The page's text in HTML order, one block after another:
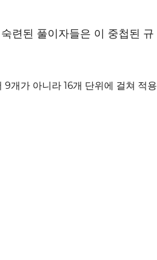
련된 풀이자들은 이 중첩된 규
개가 아니라 16개 단위에 걸쳐 적용